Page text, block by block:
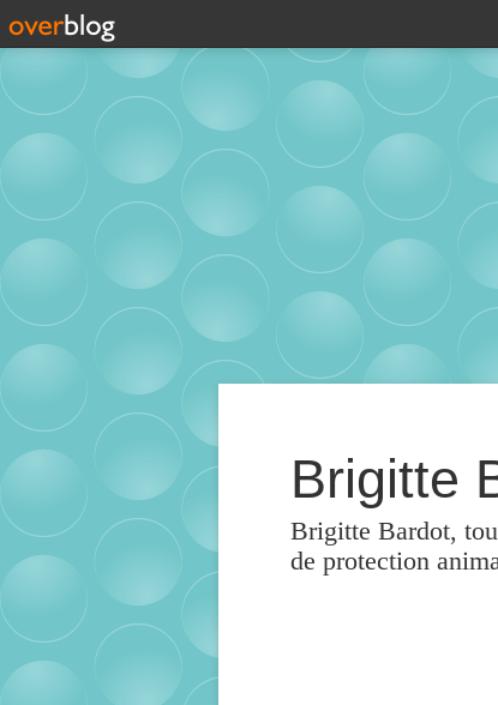
Brigitte
Brigitte Bardot,
de protection